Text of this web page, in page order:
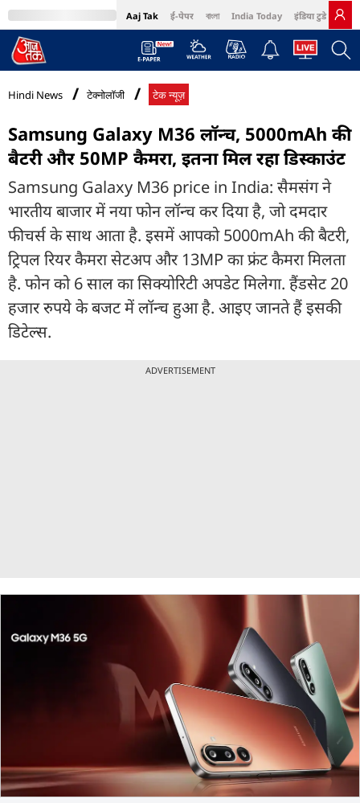
Aaj Tak ई-पेपर বাংলা India Today इंडिया टुडे हिंदी
MumbaiTak Cosmopolitan Harper's Bazaar Northeast
Hindi News टेक्नोलॉजी टेक न्यूज़
Samsung Galaxy M36 लॉन्च, 5000mAh की
बैटरी और 50MP कैमरा, इतना मिल रहा डिस्काउंट
Samsung Galaxy M36 price in India: सैमसंग ने
भारतीय बाजार में नया फोन लॉन्च कर दिया है, जो दमदार
फीचर्स के साथ आता है. इसमें आपको 5000mAh की बैटरी,
ट्रिपल रियर कैमरा सेटअप और 13MP का फ्रंट कैमरा मिलता
है. फोन को 6 साल का सिक्योरिटी अपडेट मिलेगा. हैंडसेट 20
हजार रुपये के बजट में लॉन्च हुआ है. आइए जानते हैं इसकी
डिटेल्स.
ADVERTISEMENT